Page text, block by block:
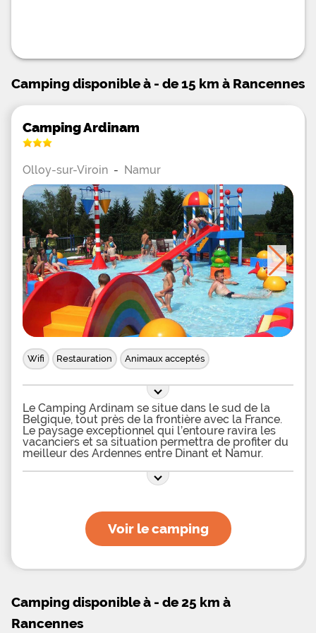
Camping disponible à - de 15 km à Rancennes
Camping Ardinam
Olloy-sur-Viroin - Namur
Wifi Restauration Animaux acceptés
Le Camping Ardinam se situe dans le sud de la
Belgique, tout près de la frontière avec la France.
Le paysage exceptionnel qui l’entoure ravira les
vacanciers et sa situation permettra de profiter du
meilleur des Ardennes entre Dinant et Namur.
les enfants Les enfants auront trouvé leur petit
coin de paradis en séjournant au sein du Camping
petits de profiter d’une aire de jeux aquatique,
disposée sur une pataugeoire, bassin peu profond
adapté à leur sécurité. Sur cet espace
aqualudique, les enfants les plus jeunes pourront
fous grâce au toboggan, jets d’eau et autres
les enfants pourront ainsi passer de très bons
moments et repartir avec des souvenirs plein la
tête. Afin que les vacanciers puissent passer de
Voir le camping
Camping disponible à - de 25 km à
Rancennes